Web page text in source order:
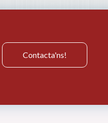
Contacta'ns!